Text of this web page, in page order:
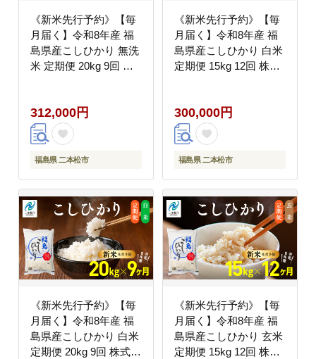
《新米先行予約》【毎
月届く】令和8年産 福
島県産こしひかり 無洗
米 定期便 20kg 9回 株
312,000円
福島県 二本松市
《新米先行予約》【毎
月届く】令和8年産 福
島県産こしひかり 白米
定期便 15kg 12回 株式
300,000円
福島県 二本松市
《新米先行予約》【毎
月届く】令和8年産 福
島県産こしひかり 白米
定期便 20kg 9回 株式会
《新米先行予約》【毎
月届く】令和8年産 福
島県産こしひかり 玄米
定期便 15kg 12回 株式